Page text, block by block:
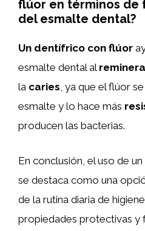
flúor en términos
del esmalte dental?
Un dentífrico con flúor
esmalte dental al
la caries, ya que el flúor
esmalte y lo hace más
producen las bacterias.
En conclusión, el uso de un
se destaca como una
de la rutina diaria de
propiedades protectivas y